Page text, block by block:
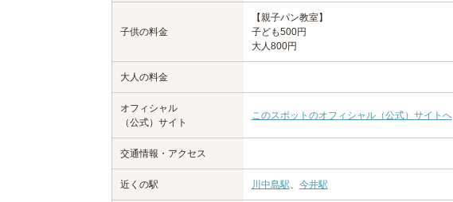
子供の料金
【親子パン教室】
子ども500円
大人800円
大人の料金
オフィシャル
（公式）サイト
このスポットのオフィシャル（公式）サイトへ
交通情報・アクセス
近くの駅 川中島駅、 今井駅